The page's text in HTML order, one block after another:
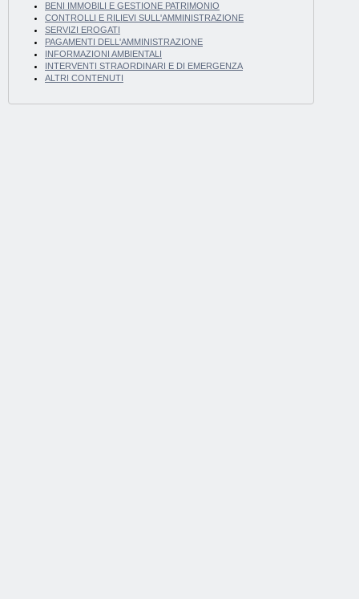
BENI IMMOBILI E GESTIONE PATRIMONIO
CONTROLLI E RILIEVI SULL'AMMINISTRAZIONE
SERVIZI EROGATI
PAGAMENTI DELL'AMMINISTRAZIONE
INFORMAZIONI AMBIENTALI
INTERVENTI STRAORDINARI E DI EMERGENZA
ALTRI CONTENUTI